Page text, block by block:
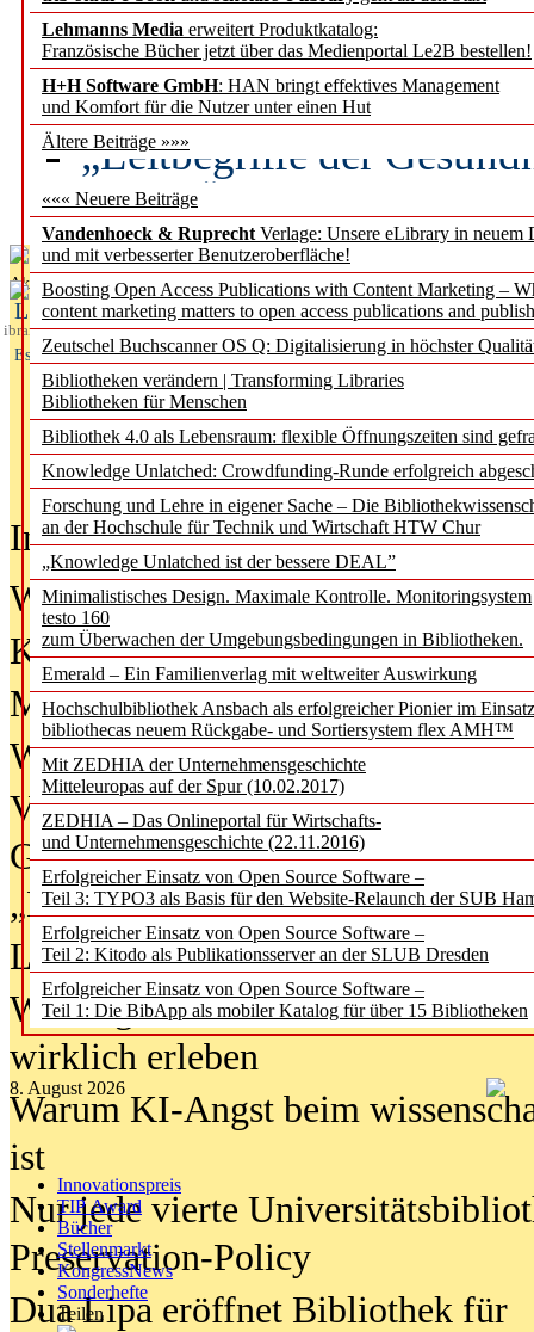
Lehmanns Media erweitert Produktkatalog:
Französische Bücher jetzt über das Medienportal Le2B bestellen!
H+H Software GmbH: HAN bringt effektives Management
und Komfort für die Nutzer unter einen Hut
Ältere Beiträge »»»
««« Neuere Beiträge
Vandenhoeck & Ruprecht Verlage: Unsere eLibrary in neuem
und mit verbesserter Benutzeroberfläche!
Boosting Open Access Publications with Content Marketing –
content marketing matters to open access publications and
Zeutschel Buchscanner OS Q: Digitalisierung in höchster
Bibliotheken verändern | Transforming Libraries
Bibliotheken für Menschen
Bibliothek 4.0 als Lebensraum: flexible Öffnungszeiten sind
Knowledge Unlatched: Crowdfunding-Runde erfolgreich
Forschung und Lehre in eigener Sache – Die
an der Hochschule für Technik und Wirtschaft HTW Chur
„Knowledge Unlatched ist der bessere DEAL”
Minimalistisches Design. Maximale Kontrolle. Monitoringsystem
testo 160
zum Überwachen der Umgebungsbedingungen in Bibliotheken.
Emerald – Ein Familienverlag mit weltweiter Auswirkung
Hochschulbibliothek Ansbach als erfolgreicher Pionier im
bibliothecas neuem Rückgabe- und Sortiersystem flex AMH™
Mit ZEDHIA der Unternehmensgeschichte
Mitteleuropas auf der Spur (10.02.2017)
ZEDHIA – Das Onlineportal für Wirtschafts-
und Unternehmensgeschichte (22.11.2016)
Erfolgreicher Einsatz von Open Source Software –
Teil 3: TYPO3 als Basis für den Website-Relaunch der SUB
Erfolgreicher Einsatz von Open Source Software –
Teil 2: Kitodo als Publikationsserver an der SLUB Dresden
Erfolgreicher Einsatz von Open Source Software –
Teil 1: Die BibApp als mobiler Katalog für über 15 Bibliotheken
8. August 2026
Innovationspreis
TIP Award
Bücher
Stellenmarkt
KongressNews
Sonderhefte
Teilen
Künstliche Intelligenz
besser zu verstehen
„Leitbegriffe der
des BIÖG erscheinen
Aktuelles aus
L
ibrary
Essentials
In der Ausgabe06/2026(August
Was Hochschul­bibliotheken von
Kinder in der digitalen Welt
Metadaten als Infrastruktur
Wenn Bots katalogisieren
Von Abschlusskleidern bis
Geisterjagd-Ausrüstung in der
„Library of Things“ unterwegs
Lesen als Infrastrukturaufgabe
Wie Jugendliche Social Media
wirklich erleben
Warum KI-Angst beim
ist
Nur jede vierte
Preservation-Policy
Dua Lipa eröffnet Bibliothek für